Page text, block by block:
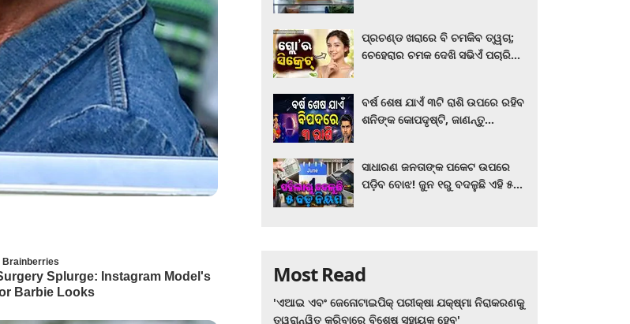
ପ୍ରଚଣ୍ଡ ଖରାରେ ବି ଚମକିବ ତ୍ୱଚା;
ଚେହେରାର ଚମକ ଦେଖି ସଭିଏଁ ପଚାରିବେ
ବର୍ଷ ଶେଷ ଯାଏଁ ୩ଟି ରାଶି ଉପରେ ରହିବ
ଶନିଙ୍କ କୋପଦୃଷ୍ଟି, ଜାଣନ୍ତୁ
ସାଧାରଣ ଜନତାଙ୍କ ପକେଟ ଉପରେ
ପଡ଼ିବ ବୋଝ! ଜୁନ ୧ରୁ ବଦଳୁଛି ଏହି ୫
Most Read
'ଏଆଇ ଏବଂ ଜେନୋଟାଇପିକ୍ ପରୀକ୍ଷା ଯକ୍ଷ୍ମା ନିରାକରଣକୁ
ତ୍ୱରାନ୍ୱିତ କରିବାରେ ବିଶେଷ ସହାୟକ ହେବ'